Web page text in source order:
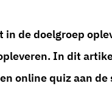
de doelgroep
In dit
online quiz aan de